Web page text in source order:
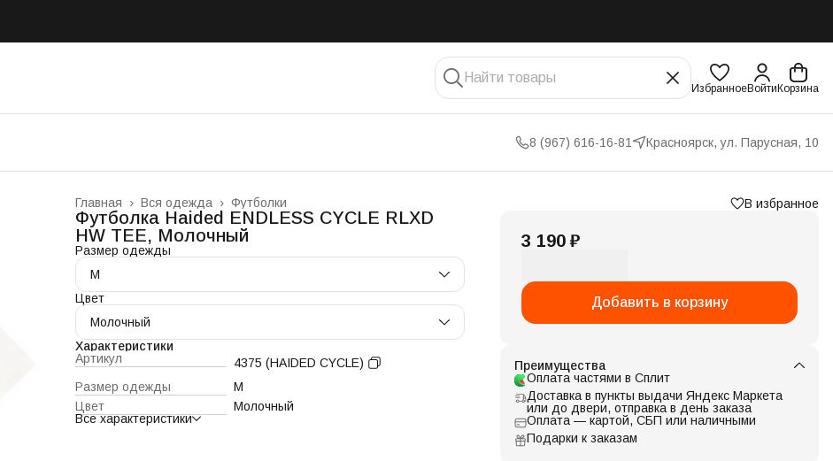
ИзбранноеВойти Корзина
8 (967) 616-16-81 Красноярск, ул. Парусная, 10
Футболки
Вся одежда ›
Главная ›
Футболка Haided ENDLESS CYCLE RLXD
HW TEE, Молочный
Размер одежды
M
Цвет
Молочный
Характеристики
Артикул
4375 (HAIDED CYCLE)
Размер одежды
M
Цвет
Молочный
Все характеристики
В избранное
3 190 ₽
Добавить в корзину
Преимущества
Оплата частями в Сплит
Доставка в пункты выдачи Яндекс Маркета
или до двери, отправка в день заказа
Оплата — картой, СБП или наличными
Подарки к заказам